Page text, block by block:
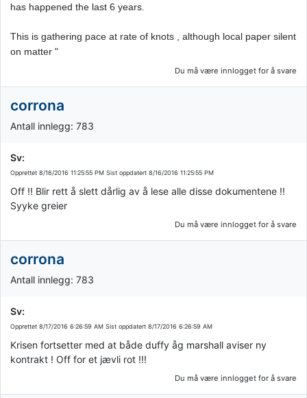
has happened the last 6 years.
This is gathering pace at rate of knots , although local paper silent
on matter "
Du må være innlogget for å svare
corrona
Antall innlegg: 783
Sv:
Opprettet 8/16/2016 11:25:55 PM Sist oppdatert 8/16/2016 11:25:55 PM
Off !! Blir rett å slett dårlig av å lese alle disse dokumentene !!
Syyke greier
Du må være innlogget for å svare
corrona
Antall innlegg: 783
Sv:
Opprettet 8/17/2016 6:26:59 AM Sist oppdatert 8/17/2016 6:26:59 AM
Krisen fortsetter med at både duffy åg marshall aviser ny
kontrakt ! Off for et jævli rot !!!
Du må være innlogget for å svare